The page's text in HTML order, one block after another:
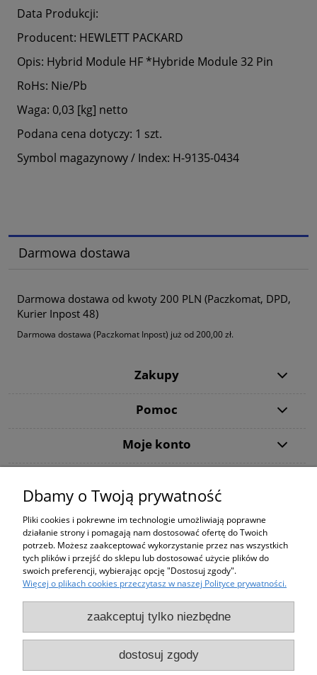
Data Produkcji:
Producent: HEWLETT PACKARD
Opis: Hybrid Module HF *Hybride Module 32 Pin
RoHs: Nie/Pb
Waga: 0,03 [kg] netto
Podana cena dotyczy: 1 szt.
Symbol magazynowy / Index: H-9135-0434
Darmowa dostawa
Darmowa dostawa od kwoty 200 PLN (Paczkomat, DPD,
Kurier Inpost 48)
Darmowa dostawa (Paczkomat Inpost) już od 200,00 zł.
Zakupy
Pomoc
Moje konto
Szczegółowe informacje w Polityce prywatności.
PODANE CENY NA STRONIE DOTYCZĄ WYŁĄCZNIE ZAKUPÓW ZA
POŚREDNICTWEM STRONY shop.tvsat.com.pl !
Using the storemeansconsent to the useof cookies.For details,
see ourPrivacy Policy.
THE PRICES ON THE SITE APPLY ONLY TO PURCHASING THROUGH
THE SITE shop.tvsat.com.pl !
Copyright © TV SAT ELECTRONIC 1984-2022, All Rights
Reserved
Wszelkie prawa zastrzeżone, kopiowanie całości lub fragmentów -
zabronione.
Dbamy o Twoją prywatność
Pliki cookies i pokrewne im technologie umożliwiają poprawne
działanie strony i pomagają nam dostosować ofertę do Twoich
potrzeb. Możesz zaakceptować wykorzystanie przez nas wszystkich
tych plików i przejść do sklepu lub dostosować użycie plików do
swoich preferencji, wybierając opcję "Dostosuj zgody".
Więcej o plikach cookies przeczytasz w naszej Polityce prywatności.
zaakceptuj tylko niezbędne
dostosuj zgody
Od 06.08.2026 Do 21.08.2026
przebywamy //na urlopie.
Wyślemy twoją paczkę po